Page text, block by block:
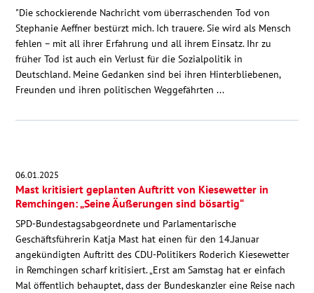
"Die schockierende Nachricht vom überraschenden Tod von
Stephanie Aeffner bestürzt mich. Ich trauere. Sie wird als Mensch
fehlen – mit all ihrer Erfahrung und all ihrem Einsatz. Ihr zu
früher Tod ist auch ein Verlust für die Sozialpolitik in
Deutschland. Meine Gedanken sind bei ihren Hinterbliebenen,
Freunden und ihren politischen Weggefährten ...
06.01.2025
Mast kritisiert geplanten Auftritt von Kiesewetter in
Remchingen: „Seine Äußerungen sind bösartig“
SPD-Bundestagsabgeordnete und Parlamentarische
Geschäftsführerin Katja Mast hat einen für den 14.Januar
angekündigten Auftritt des CDU-Politikers Roderich Kiesewetter
in Remchingen scharf kritisiert. „Erst am Samstag hat er einfach
Mal öffentlich behauptet, dass der Bundeskanzler eine Reise nach